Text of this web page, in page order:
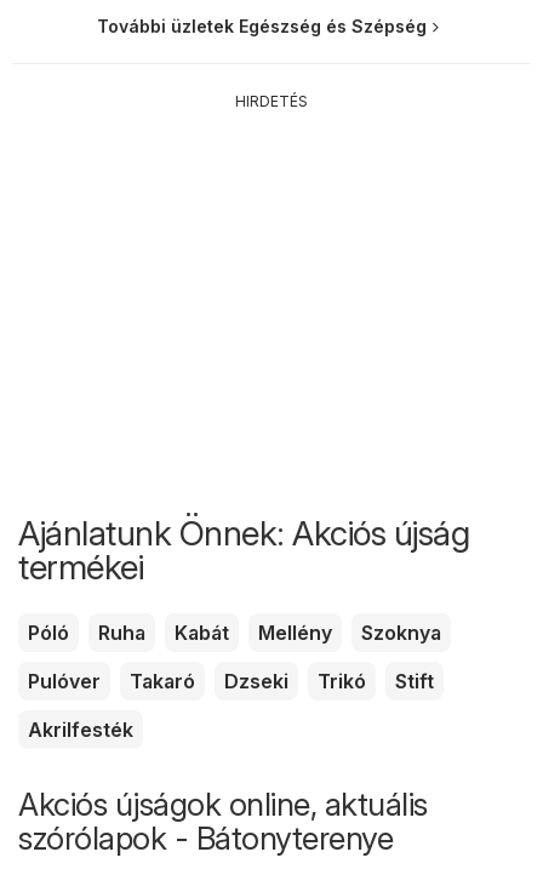
További üzletek Egészség és Szépség
HIRDETÉS
Ajánlatunk Önnek: Akciós újság
termékei
Póló Ruha Kabát Mellény
Szoknya
Pulóver
Takaró Dzseki Trikó
Stift
Akrilfesték
Akciós újságok online, aktuális
szórólapok - Bátonyterenye